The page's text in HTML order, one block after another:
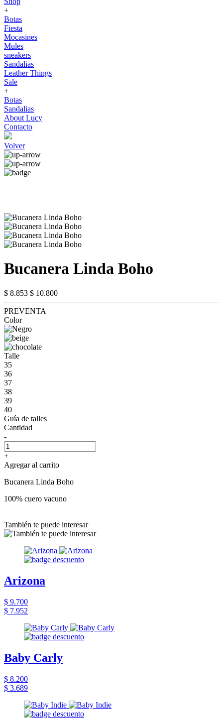
+
Botas
Fiesta
Mocasines
Mules
sneakers
Sandalias
Leather Things
Sale
+
Botas
Sandalias
About Lucy
Contacto
Volver
Bucanera Linda Boho
$ 8.853 $ 10.800
PREVENTA
Color
Talle
35
36
37
38
39
40
Guía de talles
Cantidad
-
+
Agregar al carrito
Bucanera Linda Boho
100% cuero vacuno
También te puede interesar
Arizona
$ 9.700
$ 7.952
Baby Carly
$ 8.200
$ 3.689